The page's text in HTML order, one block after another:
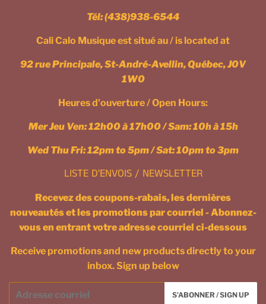
Tél:(438)938-6544
Cali Calo Musique est situé au / is located at
92 rue Principale, St-André-Avellin, Québec, J0V
1W0
Heures d'ouverture / Open Hours:
Mer Jeu Ven: 12h00 à 17h00 / Sam: 10h à 15h
Wed Thu Fri: 12pm to 5pm / Sat: 10pm to 3pm
LISTE D'ENVOIS / NEWSLETTER
Recevez des coupons-rabais, les dernières
nouveautés et les promotions par courriel - Abonnez-
vous en entrant votre adresse courriel ci-dessous
Receive promotions and new products directly to your
inbox. Sign up below
S'ABONNER / SIGN UP